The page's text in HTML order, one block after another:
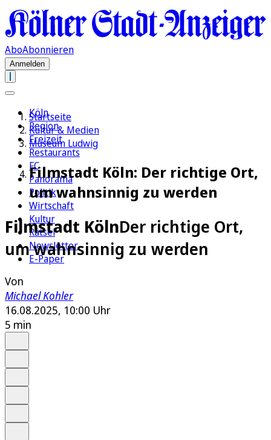
AboAbonnieren
Anmelden
Köln
Region
Freizeit
Restaurants
FC
Panorama
Politik
Wirtschaft
Kultur
Rätsel
Newsletter
E-Paper
Startseite
Kultur & Medien
Museum Ludwig
Filmstadt Köln: Der richtige Ort,
um wahnsinnig zu werden
Filmstadt KölnDer richtige Ort,
um wahnsinnig zu werden
Von
Michael Kohler
16.08.2025, 10:00 Uhr
5 min